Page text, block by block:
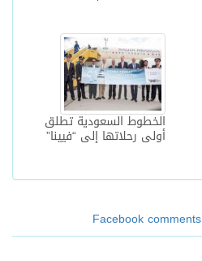
الخطوط السعودية تطلق
أولى رحلاتها إلى “فيينا”
Facebook comments